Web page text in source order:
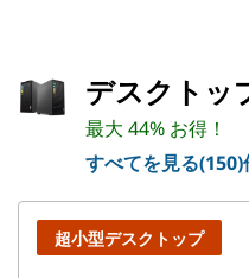
デスクトッ
最大 44% お得！
すべてを見る(150)
超小型デスクトップ